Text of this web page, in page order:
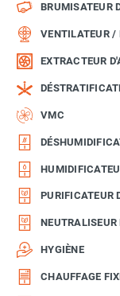
BRUMISATEUR
VENTILATEUR /
EXTRACTEUR
VMC
PURIFICATEUR
NEUTRALISEUR
HYGIÈNE
CHAUFFAGE